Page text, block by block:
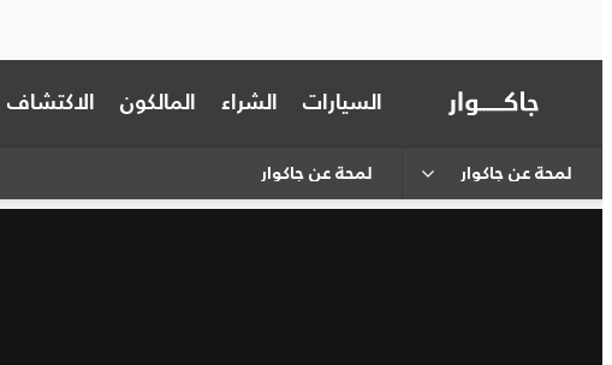
السيارات الشراء المالكون الاكتشاف
لمحة عن جاكوار لمحة عن جاكوار